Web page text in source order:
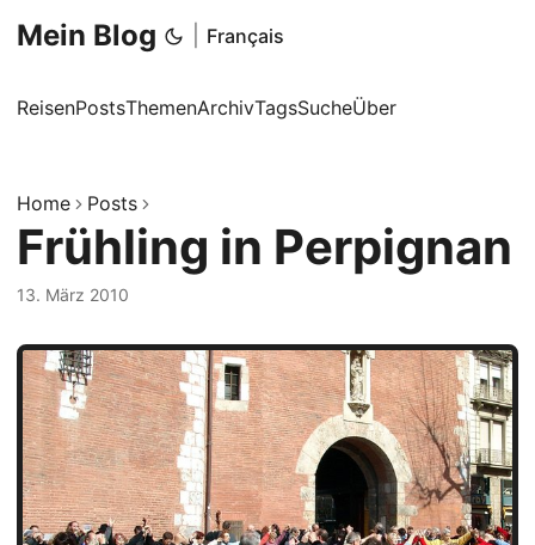
Mein Blog Français
ReisenPostsThemenArchivTagsSucheÜber
Home Posts
Frühling in Perpignan
13. März 2010